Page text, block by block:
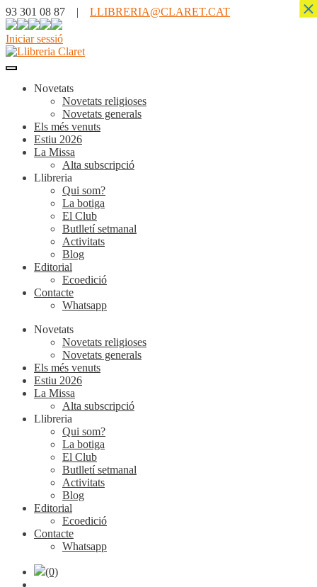
93 301 08 87 | LLIBRERIA@CLARET.CAT
Iniciar sessió
Novetats
Novetats religioses
Novetats generals
Els més venuts
Estiu 2026
La Missa
Alta subscripció
Llibreria
Qui som?
La botiga
El Club
Butlletí setmanal
Activitats
Blog
Editorial
Ecoedició
Contacte
Whatsapp
Novetats
Novetats religioses
Novetats generals
Els més venuts
Estiu 2026
La Missa
Alta subscripció
Llibreria
Qui som?
La botiga
El Club
Butlletí setmanal
Activitats
Blog
Editorial
Ecoedició
Contacte
Whatsapp
(0)
×